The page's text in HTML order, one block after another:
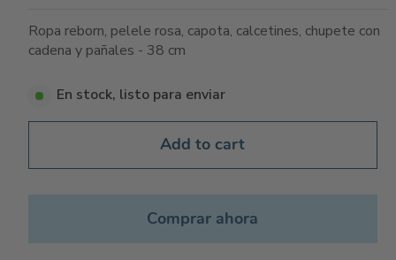
Ropa reborn, pelele rosa, capota, calcetines, chupete con
cadena y pañales - 38 cm
En stock, listo para enviar
Add to cart
Comprar ahora